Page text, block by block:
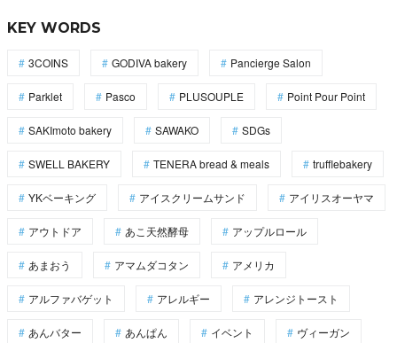
KEY WORDS
3COINS GODIVA bakery Pancierge Salon
Parklet Pasco PLUSOUPLE Point Pour Point
SAKImoto bakery SAWAKO SDGs
SWELL BAKERY TENERA bread & meals trufflebakery
YKベーキング アイスクリームサンド アイリスオーヤマ
アウトドア あこ天然酵母 アップルロール
あまおう アマムダコタン アメリカ
アルファバゲット アレルギー アレンジトースト
あんバター あんぱん イベント ヴィーガン